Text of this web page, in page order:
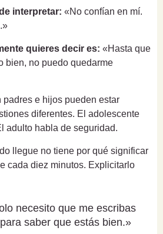
interpretar: «No confían en mí.
quieres decir es: «Hasta que
bien, no puedo quedarme
padres e hijos pueden estar
diferentes. El adolescente
adulto habla de seguridad.
llegue no tiene por qué significar
cada diez minutos. Explicitarlo
necesito que me escribas
saber que estás bien.»